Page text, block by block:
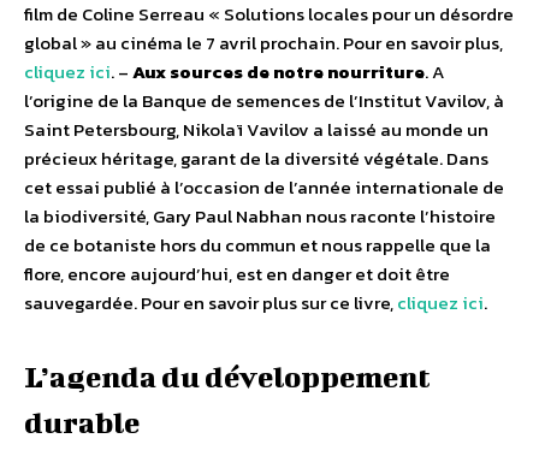
film de Coline Serreau « Solutions locales pour un désordre
global » au cinéma le 7 avril prochain. Pour en savoir plus,
cliquez ici. –Aux sources de notre nourriture. A
l’origine de la Banque de semences de l’Institut Vavilov, à
Saint Petersbourg, Nikolaï Vavilov a laissé au monde un
précieux héritage, garant de la diversité végétale. Dans
cet essai publié à l’occasion de l’année internationale de
la biodiversité, Gary Paul Nabhan nous raconte l’histoire
de ce botaniste hors du commun et nous rappelle que la
flore, encore aujourd’hui, est en danger et doit être
sauvegardée. Pour en savoir plus sur ce livre,cliquez ici.
L’agenda du développement
durable